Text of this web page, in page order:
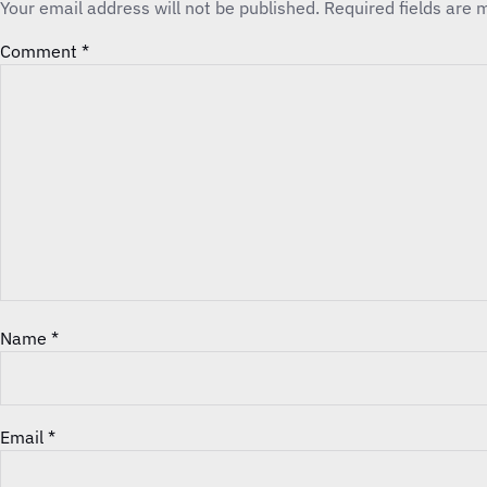
Your email address will not be published. Required fields are
Comment *
Name *
Email *